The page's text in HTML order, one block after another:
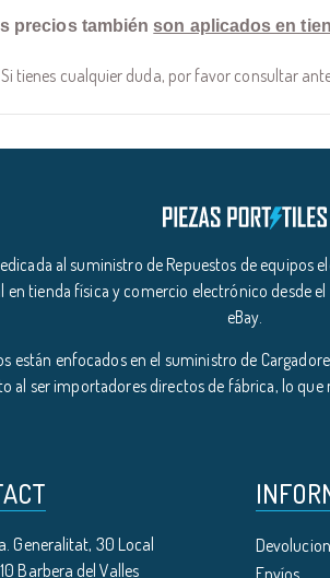
precios también son aplicados en
Si tienes cualquier duda, por favor consultar
al suministro de Repuestos de equipos
tienda física y comercio electrónico desde
eBay.
están enfocados en el suministro de
al ser importadores directos de fábrica, lo
Generalitat, 30 Local
Barbera del Valles
Envíos